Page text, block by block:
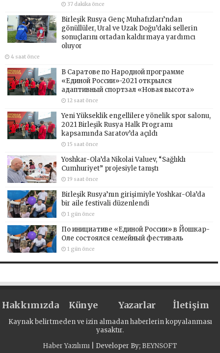
37 dakika önce
Birleşik Rusya Genç Muhafızları’ndan
gönüllüler, Ural ve Uzak Doğu’daki sellerin
sonuçlarını ortadan kaldırmaya yardımcı
oluyor
4 saat önce
В Саратове по Народной программе
«Единой России»-2021 открылся
адаптивный спортзал «Новая высота»
12 saat önce
Yeni Yükseklik engellilere yönelik spor salonu,
2021 Birleşik Rusya Halk Programı
kapsamında Saratov’da açıldı
15 saat önce
Yoshkar-Ola’da Nikolai Valuev, “Sağlıklı
Cumhuriyet” projesiyle tanıştı
19 saat önce
Birleşik Rusya’nın girişimiyle Yoshkar-Ola’da
bir aile festivali düzenlendi
1 gün önce
По инициативе «Единой России» в Йошкар-
Оле состоялся семейный фестиваль
1 gün önce
Hakkımızda Künye Yazarlar İletişim
Kaynak belirtmeden ve izin almadan haberlerin kopyalanması
yasaktır.
Haber Yazılımı | Developer By; BEYNSOFT